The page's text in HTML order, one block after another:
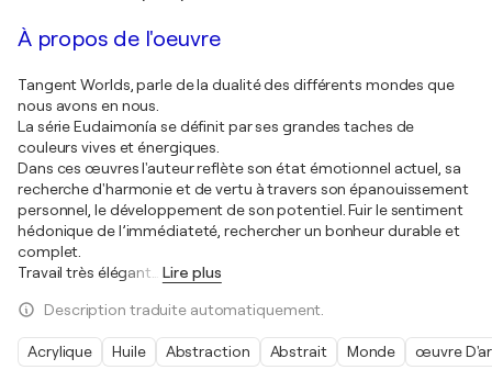
À propos de l'oeuvre
Tangent Worlds, parle de la dualité des différents mondes que
nous avons en nous.
La série Eudaimonía se définit par ses grandes taches de
couleurs vives et énergiques.
Dans ces œuvres l'auteur reflète son état émotionnel actuel, sa
recherche d'harmonie et de vertu à travers son épanouissement
personnel, le développement de son potentiel. Fuir le sentiment
hédonique de l’immédiateté, rechercher un bonheur durable et
complet.
Travail très élégant
Lire plus
Description traduite automatiquement.
Acrylique Huile Abstraction Abstrait Monde œuvre